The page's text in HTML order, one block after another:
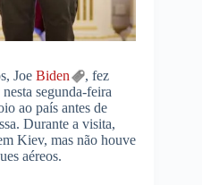
Joe Biden
, fez
nesta segunda-feira
ao país antes de
Durante a visita,
Kiev, mas não houve
aéreos.